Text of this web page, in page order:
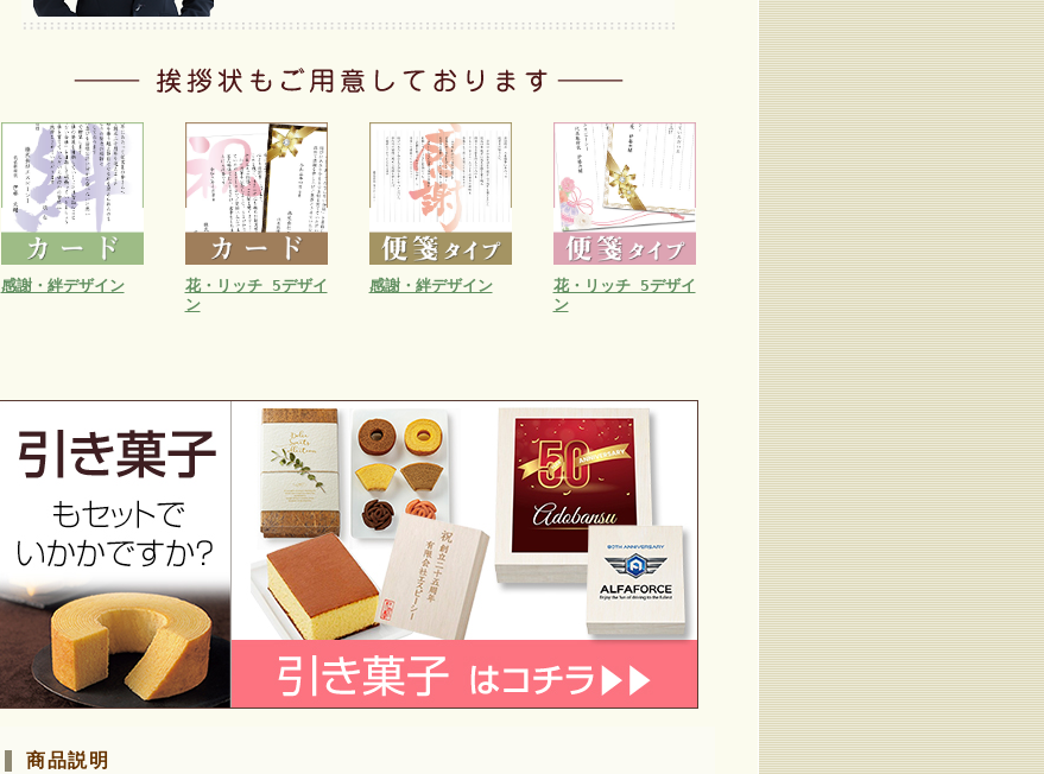
感謝・絆デザイン
花・リッチ 5デザイ
ン
感謝・絆デザイン
花・リッチ 5デザイ
ン
商品説明